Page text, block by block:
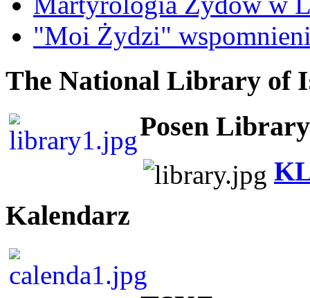
"Moi Żydzi"
The National Library of
Posen Library
Kalendarz